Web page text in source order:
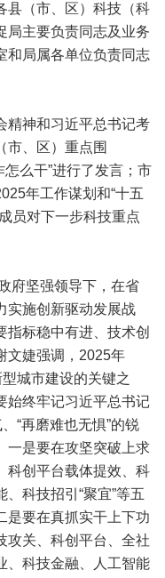
县（市、区）科技（科
局主要负责同志及业务
和局属各单位负责同志
精神和习近平总书记考
市、区）重点围
么干”进行了发言；市
年工作谋划和“十五
员对下一步科技重点
府坚强领导下，在省
实施创新驱动发展战
指标稳中有进、技术创
文婕强调，2025年
城市建设的关键之
始终牢记习近平总书记
“再磨难也无惧”的锐
一是要在攻坚突破上求
科创平台载体提效、科
科技招引“聚宜”等五
是要在真抓实干上下功
攻关、科创平台、全社
、科技金融、人工智能